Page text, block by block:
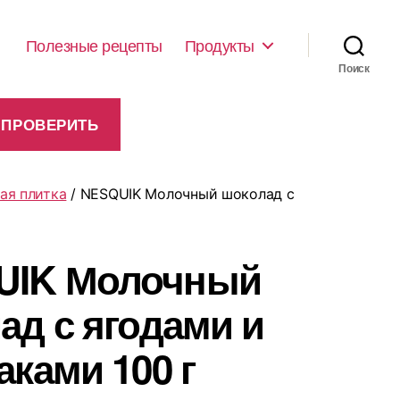
Полезные рецепты Продукты
Поиск
плитка / NESQUIK Молочный шоколад с
Молочный
с ягодами и
100 г